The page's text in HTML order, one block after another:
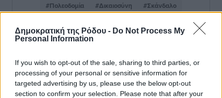
Δημοκρατική της Ρόδου - Do Not Process My
Personal Information
If you wish to opt-out of the sale, sharing to third parties, or
processing of your personal or sensitive information for
targeted advertising by us, please use the below opt-out
section to confirm your selection. Please note that after your
#Πολεοδομία #Δικαιοσύνη #Σκάνδαλο
Add Dimokratiki.gr on Google ↗
Ακολουθήστε μας στο Google News ★ ↗